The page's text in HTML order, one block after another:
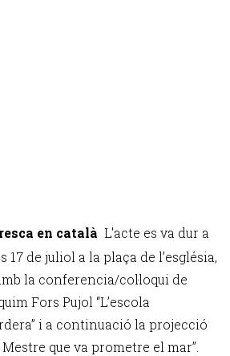
en català L'acte es va dur a
17 de juliol a la plaça de l’església,
la conferencia/col·loqui de
Fors Pujol “L’escola
i a continuació la projecció
Mestre que va prometre el mar”.